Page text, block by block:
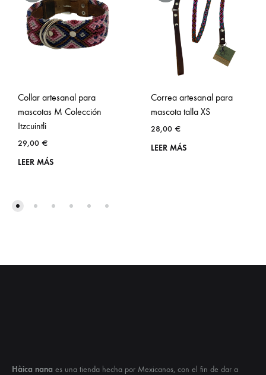
Collar artesanal para
mascotas M Colección
Itzcuintli
29,00 €
LEER MÁS
Correa artesanal para
mascota talla XS
28,00 €
LEER MÁS
Hàica nana es una tienda hecha por Mexicanos, con el fin de dar a